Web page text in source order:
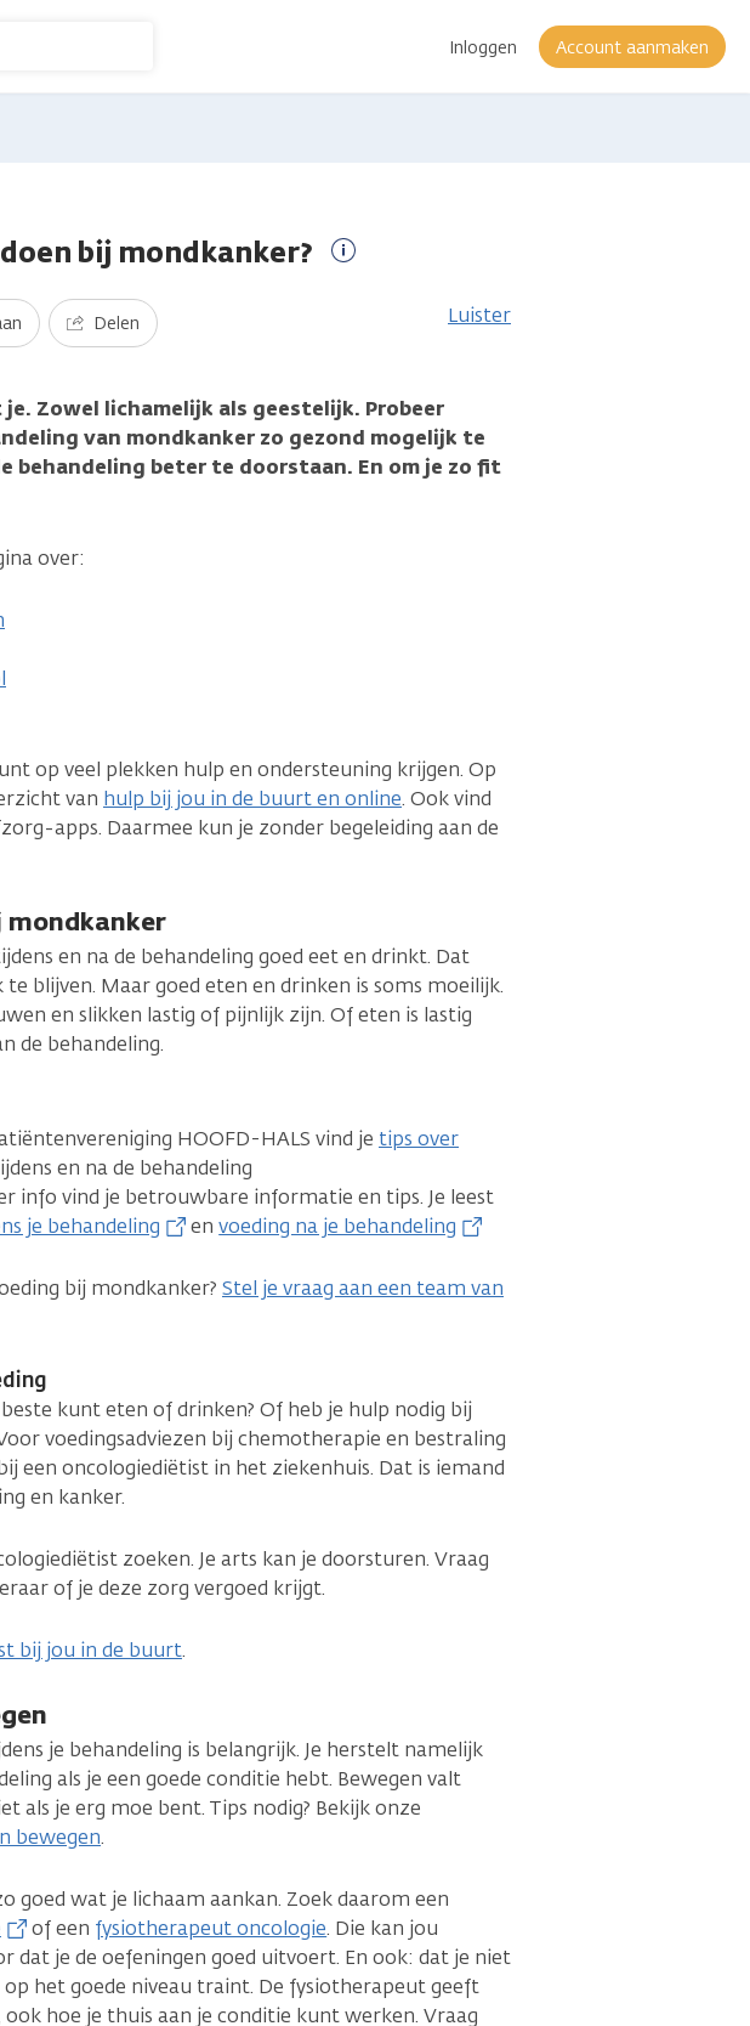
Inloggen Account aanmaken
bij mondkanker?
Delen Luister
Zowel lichamelijk als geestelijk. Probeer
van mondkanker zo gezond mogelijk te
behandeling beter te doorstaan. En om je zo fit
over:
op veel plekken hulp en ondersteuning krijgen. Op
van hulp bij jou in de buurt en online. Ook vind
apps. Daarmee kun je zonder begeleiding aan de
mondkanker
en na de behandeling goed eet en drinkt. Dat
blijven. Maar goed eten en drinken is soms moeilijk.
en slikken lastig of pijnlijk zijn. Of eten is lastig
de behandeling.
HOOFD-HALS vind je tips over
en na de behandeling
info vind je betrouwbare informatie en tips. Je leest
je behandeling envoeding na je behandeling
bij mondkanker? Stel je vraag aan een team van
kunt eten of drinken? Of heb je hulp nodig bij
voedingsadviezen bij chemotherapie en bestraling
een oncologiediëtist in het ziekenhuis. Dat is iemand
en kanker.
zoeken. Je arts kan je doorsturen. Vraag
of je deze zorg vergoed krijgt.
bij jou in de buurt.
je behandeling is belangrijk. Je herstelt namelijk
als je een goede conditie hebt. Bewegen valt
als je erg moe bent. Tips nodig? Bekijk onze
bewegen.
goed wat je lichaam aankan. Zoek daarom een
of een fysiotherapeut oncologie. Die kan jou
dat je de oefeningen goed uitvoert. En ook: dat je niet
het goede niveau traint. De fysiotherapeut geeft
ook hoe je thuis aan je conditie kunt werken. Vraag